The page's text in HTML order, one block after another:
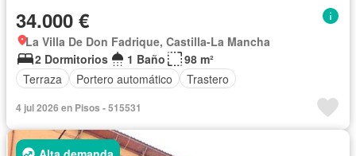
34.000 €
La Villa De Don Fadrique, Castilla-La Mancha
2 Dormitorios
1 Baño
98 m²
Terraza
Portero automático Trastero
4 jul 2026 en Pisos - 515531